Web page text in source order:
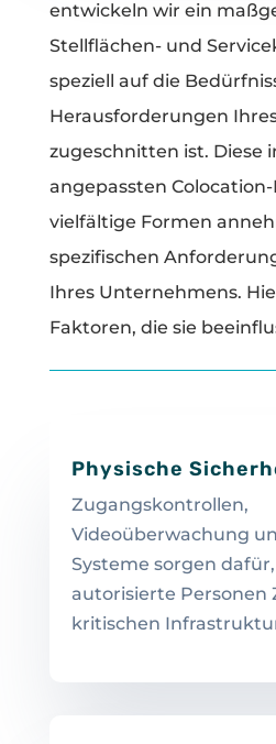
entwickeln wir ein
Stellflächen- und
speziell auf die
Herausforderungen
zugeschnitten ist. Diese
angepassten
vielfältige Formen
spezifischen
Ihres Unternehmens.
Faktoren, die sie
Physische
Zugangskontrollen,
Videoüberwachung
Systeme sorgen
autorisierte Personen
kritischen